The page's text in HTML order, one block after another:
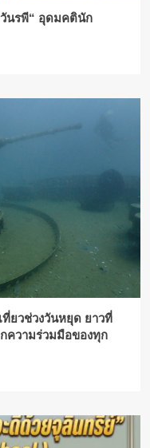
นรพี“ อุดมคตินัก
ที่ยวช่วงวันหยุด ยาวที่
ความร่วมมือของทุก